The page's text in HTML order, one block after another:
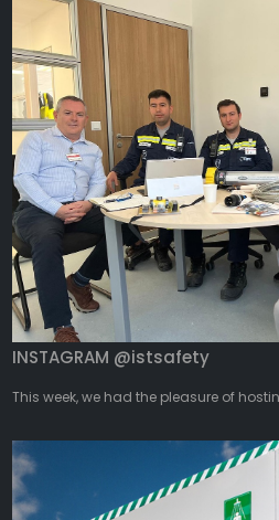
INSTAGRAM @istsafety
This week, we had the pleasure of